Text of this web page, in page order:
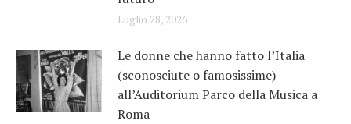
Luglio 28, 2026
Le donne che hanno fatto l’Italia
(sconosciute o famosissime)
all’Auditorium Parco della Musica a
Roma